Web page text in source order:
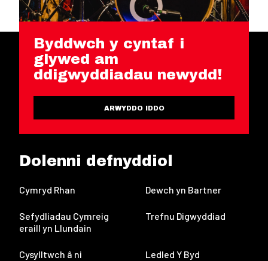
Byddwch y cyntaf i
glywed am
ddigwyddiadau newydd!
ARWYDDO IDDO
Dolenni defnyddiol
Cymryd Rhan Dewch yn Bartner
Sefydliadau Cymreig
eraill yn Llundain
Trefnu Digwyddiad
Cysylltwch â ni Ledled Y Byd